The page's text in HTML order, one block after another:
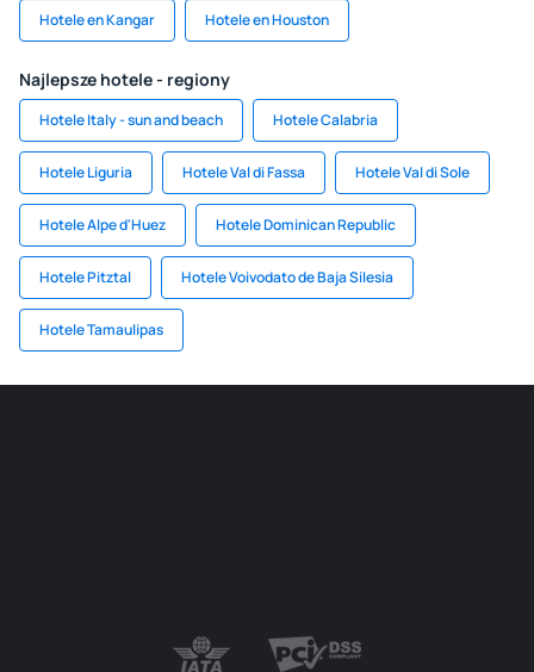
Hotele en Kangar Hotele en Houston
Najlepsze hotele - regiony
Hotele Italy - sun and beach Hotele Calabria
Hotele Liguria Hotele Val di Fassa Hotele Val di Sole
Hotele Alpe d'Huez Hotele Dominican Republic
Hotele Pitztal Hotele Voivodato de Baja Silesia
Hotele Tamaulipas